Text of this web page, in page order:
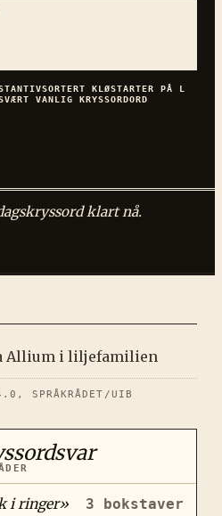
SORTERT KLØSTARTER PÅ L
VANLIG KRYSSORDORD
klart nå.
Allium i liljefamilien
SPRÅKRÅDET/UIB
i ringer» 3 bokstaver